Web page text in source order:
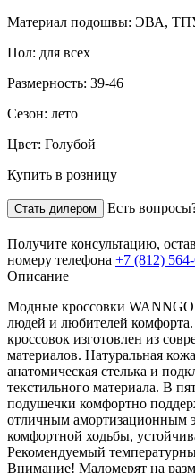
Материал подошвы: ЭВА,
Пол: для всех
Размерность: 39-46
Сезон: лето
Цвет: Голубой
Купить в розницу
Стать дилером Есть
Получите консультацию,
номеру телефона +7 (812)
Описание
Модные кроссовки
людей и любителей
кроссовок изготовлен из
материалов. Натуральная
анатомическая стелька и
текстильного материала. В
подушечки комфортно
отличным амортизационным
комфортной ходьбы,
Рекомендуемый
Внимание! Маломерят на